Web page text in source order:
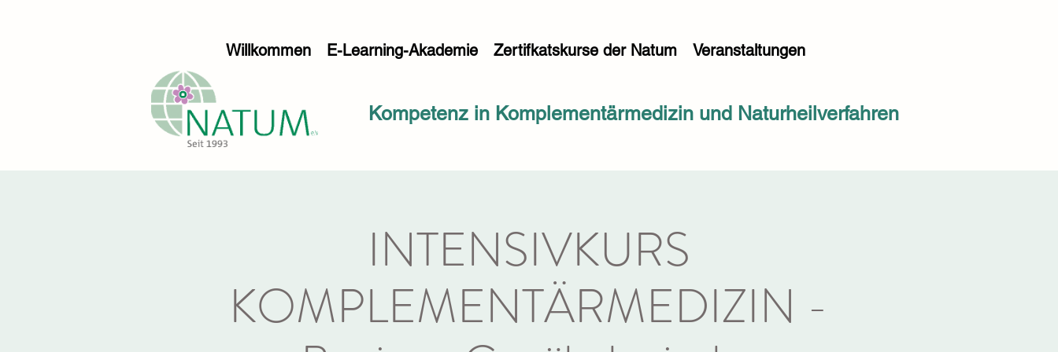
Willkommen E-Learning-Akademie Zertifkatskurse der Natum Veranstaltungen
Kompetenz in Komplementärmedizin und Naturheilverfahren
INTENSIVKURS
KOMPLEMENTÄRMEDIZIN -